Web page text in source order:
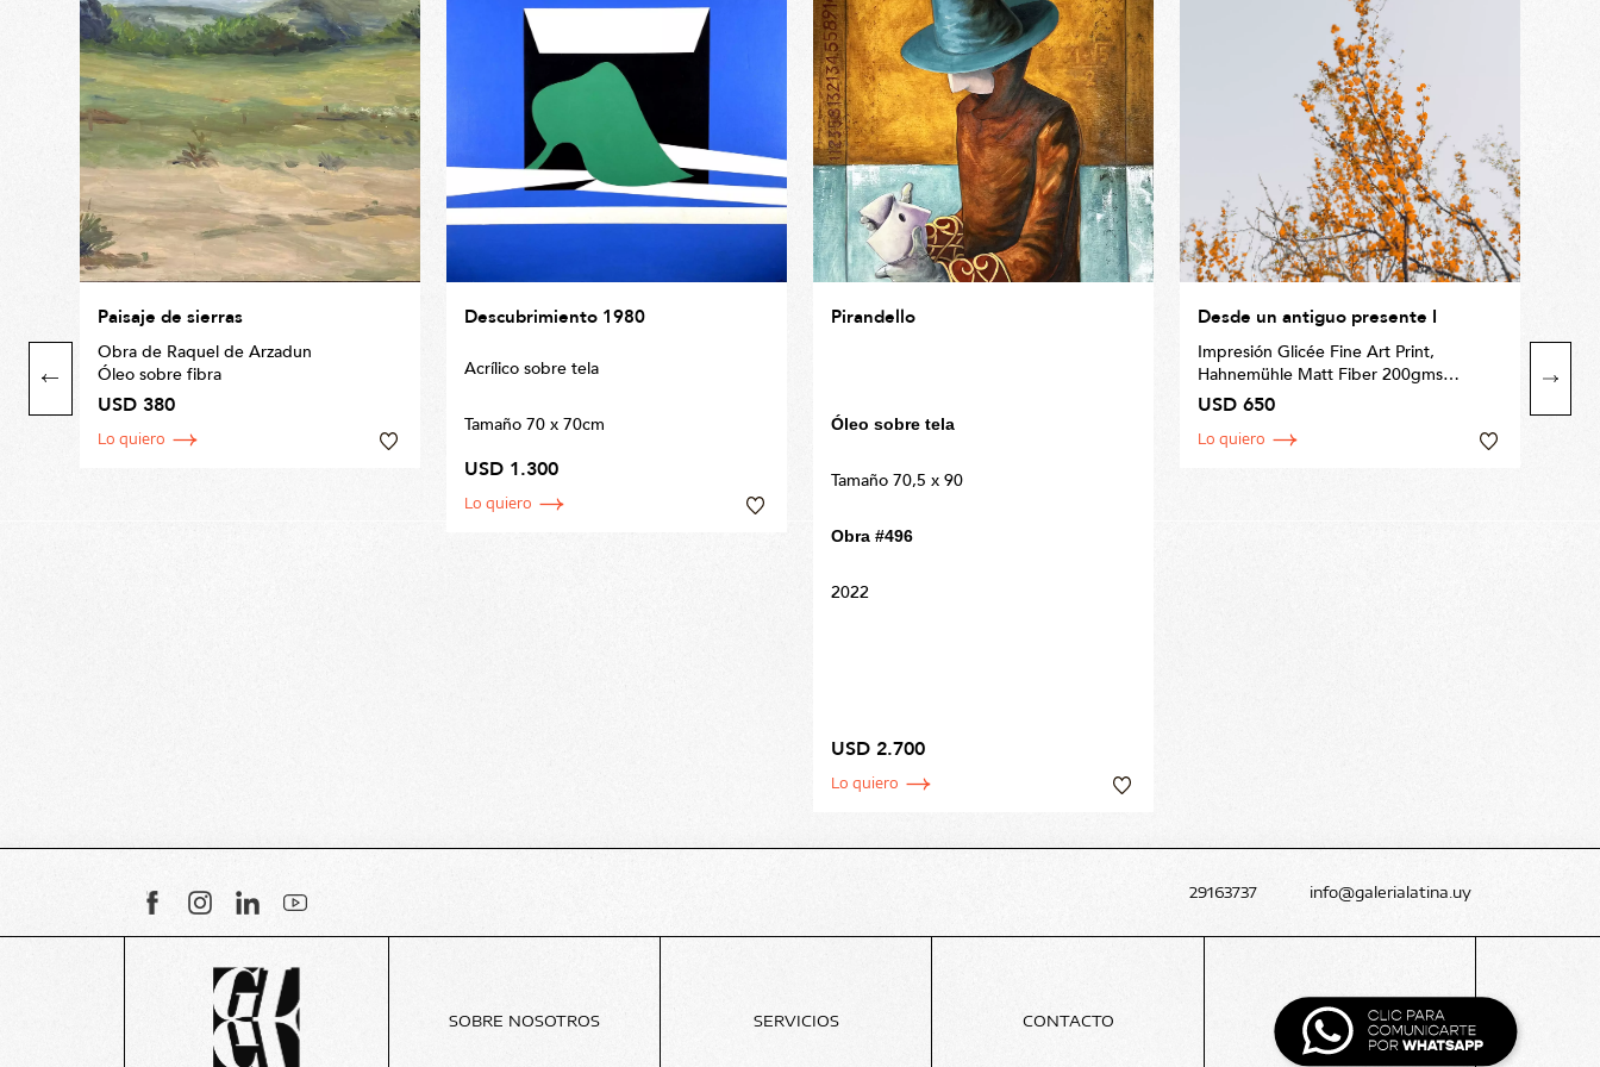
Paisaje de sierras
Obra de Raquel de Arzadun
Óleo sobre fibra
USD 380
Lo quiero
Descubrimiento 1980
Acrílico sobre tela
Tamaño 70 x 70cm
USD 1.300
Lo quiero
Pirandello
Óleo sobre tela
Tamaño 70,5 x 90
Obra #496
2022
USD 2.700
Lo quiero
Desde un antiguo presente I
Impresión Glicée Fine Art Print,
Hahnemühle Matt Fiber 200gms
Tamaño 70 x 50cm
USD 650
Lo quiero
29163737 info@galerialatina.uy
SOBRE NOSOTROS SERVICIOS CONTACTO BLOG